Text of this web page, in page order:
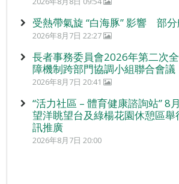
受熱帶氣旋 “白海豚” 影響 部
2026年8月7日 22:27
長者事務委員會2026年第二次
障機制跨部門協調小組聯合會議
2026年8月7日 20:41
“活力社區 – 體育健康諮詢站” 8
望洋眺望台及綠楊花園休憩區舉
訊推廣
2026年8月7日 20:00